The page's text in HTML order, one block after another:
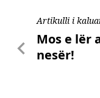
Artikulli i
Mos e lër
nesër!